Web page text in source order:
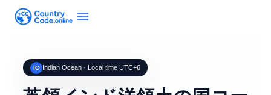
IO Indian Ocean · Local time UTC+6